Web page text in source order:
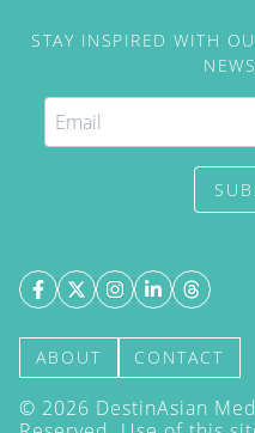
STAY INSPIRED WITH
ABOUT CONTACT
© 2026 DestinAsian